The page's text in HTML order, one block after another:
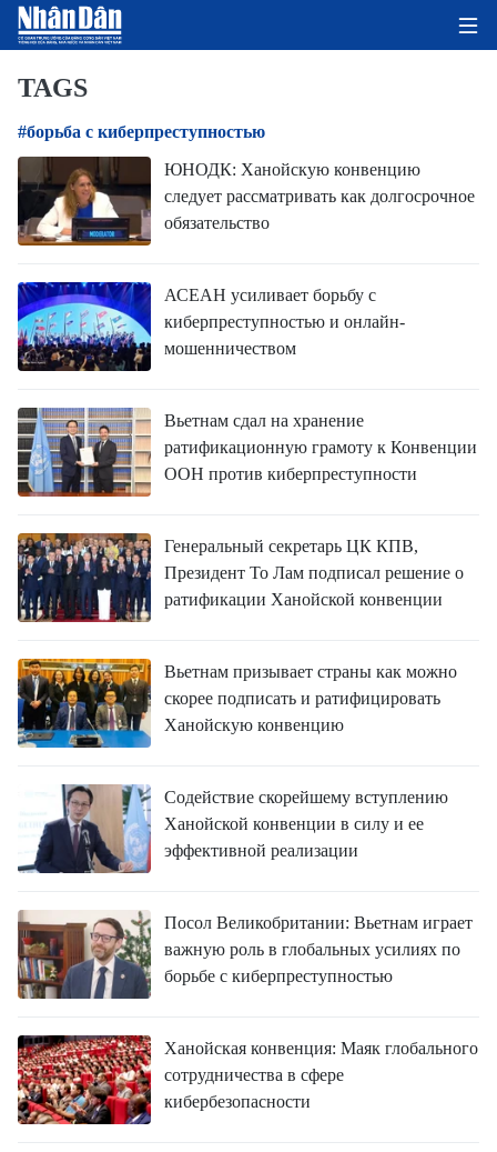
ПОЛИТИКА
ОБЩЕСТВО
КУЛЬТУРА
ДОБРО ПОЖАЛОВАТЬ ВО
МОСТ ДРУЖБЫ
В МИРЕ
ДОСЬЕ И МАТЕРИАЛЫ
中文
ESPAÑOL
TAGS
#борьба с киберпреступностью
ЮНОДК: Ханойскую конвенцию
следует рассматривать как долгосрочное
обязательство
АСЕАН усиливает борьбу с
киберпреступностью и онлайн-
мошенничеством
Вьетнам сдал на хранение
ратификационную грамоту к Конвенции
ООН против киберпреступности
Генеральный секретарь ЦК КПВ,
Президент То Лам подписал решение о
ратификации Ханойской конвенции
Вьетнам призывает страны как можно
скорее подписать и ратифицировать
Ханойскую конвенцию
Содействие скорейшему вступлению
Ханойской конвенции в силу и ее
эффективной реализации
Посол Великобритании: Вьетнам играет
важную роль в глобальных усилиях по
борьбе с киберпреступностью
Ханойская конвенция: Маяк глобального
сотрудничества в сфере
кибербезопасности